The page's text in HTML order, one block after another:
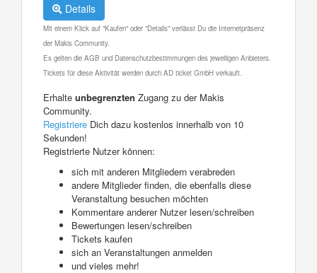
Details
Mit einem Klick auf "Kaufen" oder "Details" verlässt Du die Internetpräsenz
der Makis Community.
Es gelten die AGB und Datenschutzbestimmungen des jeweiligen Anbieters.
Tickets für diese Aktivität werden durch AD ticket GmbH verkauft.
Erhalte unbegrenzten Zugang zu der Makis
Community.
Registriere Dich dazu kostenlos innerhalb von 10
Sekunden!
Registrierte Nutzer können:
sich mit anderen Mitgliedern verabreden
andere Mitglieder finden, die ebenfalls diese
Veranstaltung besuchen möchten
Kommentare anderer Nutzer lesen/schreiben
Bewertungen lesen/schreiben
Tickets kaufen
sich an Veranstaltungen anmelden
und vieles mehr!